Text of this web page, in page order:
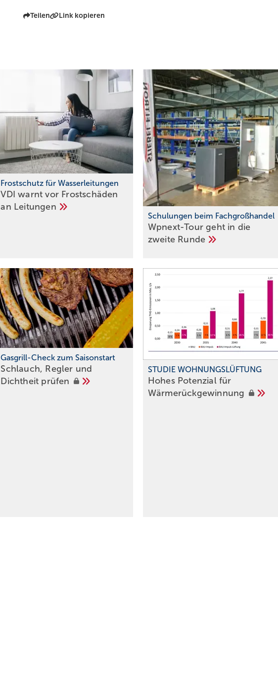
Teilen Link kopieren
Frostschutz für Wasserleitungen
VDI warnt vor Frostschäden
an Leitungen
Schulungen beim Fach großhandel
Wpnext-Tour geht in die
zweite Runde
Gasgrill-Check zum Saisonstart
Schlauch, Regler und
Dichtheit prüfen
STUDIE WOHNUNGSLÜFTUNG
Hohes Potenzial für
Wärme rückgewinnung